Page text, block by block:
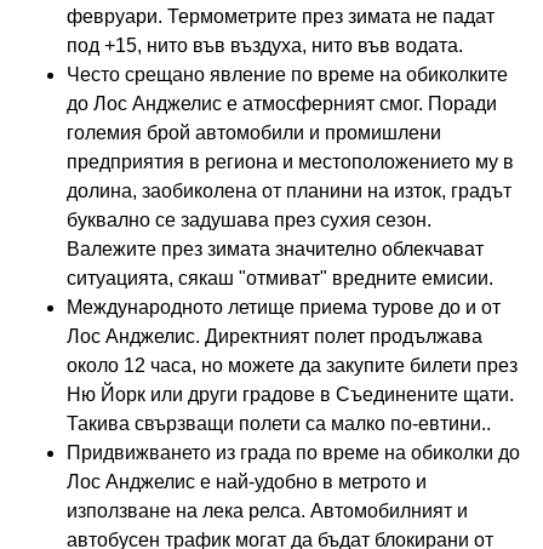
февруари. Термометрите през зимата не падат
под +15, нито във въздуха, нито във водата.
Често срещано явление по време на обиколките
до Лос Анджелис е атмосферният смог. Поради
големия брой автомобили и промишлени
предприятия в региона и местоположението му в
долина, заобиколена от планини на изток, градът
буквално се задушава през сухия сезон.
Валежите през зимата значително облекчават
ситуацията, сякаш "отмиват" вредните емисии.
Международното летище приема турове до и от
Лос Анджелис. Директният полет продължава
около 12 часа, но можете да закупите билети през
Ню Йорк или други градове в Съединените щати.
Такива свързващи полети са малко по-евтини..
Придвижването из града по време на обиколки до
Лос Анджелис е най-удобно в метрото и
използване на лека релса. Автомобилният и
автобусен трафик могат да бъдат блокирани от